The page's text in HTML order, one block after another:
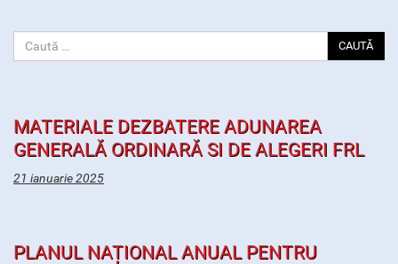
CAUTĂ
MATERIALE DEZBATERE ADUNAREA
GENERALĂ ORDINARĂ SI DE ALEGERI FRL
21 ianuarie 2025
PLANUL NAȚIONAL ANUAL PENTRU